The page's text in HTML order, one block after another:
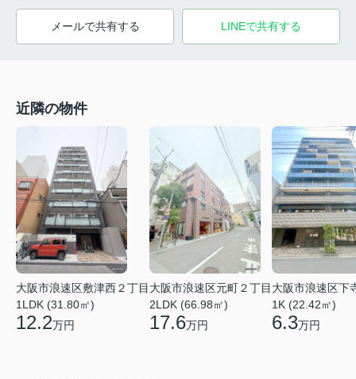
メールで共有する LINEで共有する
近隣の物件
大阪市浪速区敷津西２丁目
1LDK (31.80㎡)
12.2万円
大阪市浪速区元町２丁目
2LDK (66.98㎡)
17.6万円
大阪市浪速区下
1K (22.42㎡)
6.3万円